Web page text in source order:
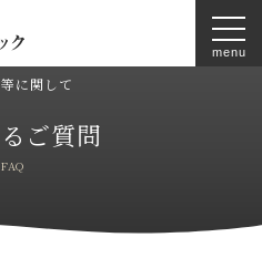
に関して
ご質問
FAQ